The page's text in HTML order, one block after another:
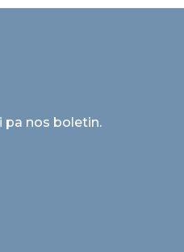
pa nos boletin.